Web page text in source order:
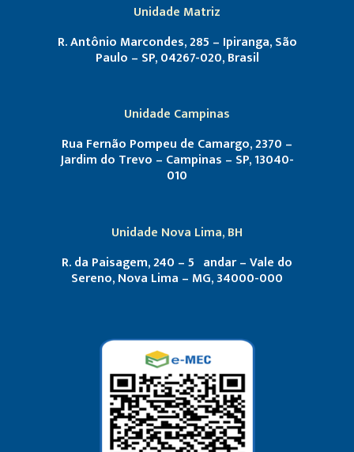
Unidade Matriz
R. Antônio Marcondes, 285 – Ipiranga, São
Paulo – SP, 04267-020, Brasil
Unidade Campinas
Rua Fernão Pompeu de Camargo, 2370 –
Jardim do Trevo – Campinas – SP, 13040-
010
Unidade Nova Lima, BH
R. da Paisagem, 240 – 5º andar – Vale do
Sereno, Nova Lima – MG, 34000-000